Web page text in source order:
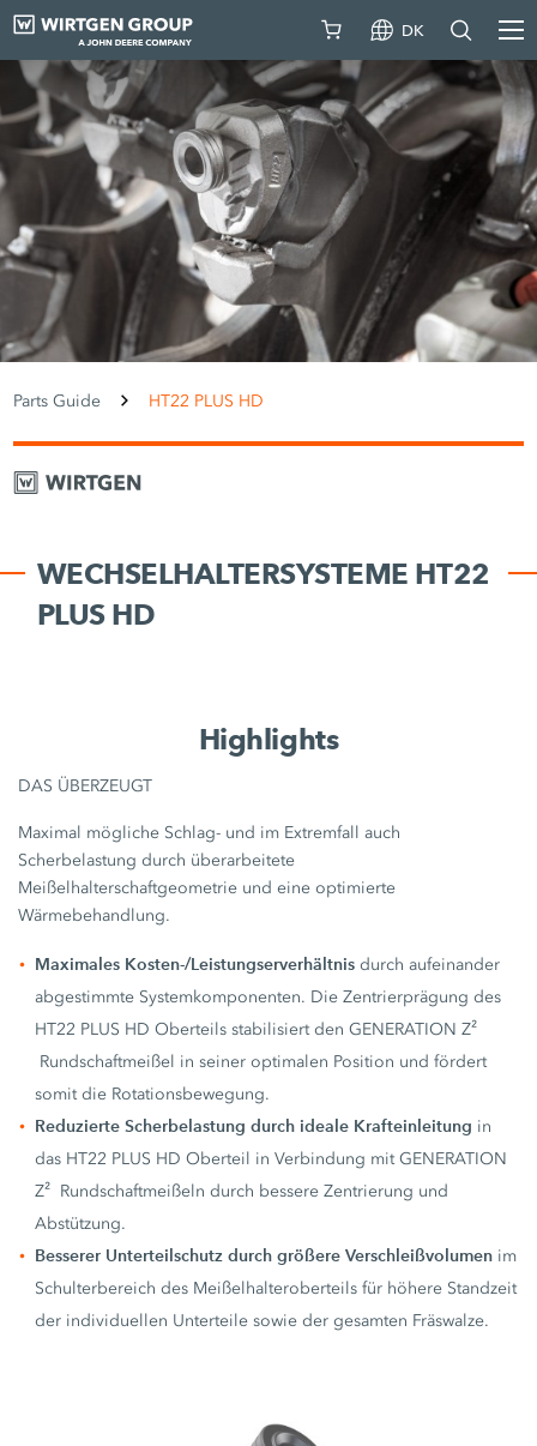
DK
Parts Guide HT22 PLUS HD
WECHSELHALTERSYSTEME HT22
PLUS HD
Highlights
DAS ÜBERZEUGT
Maximal mögliche Schlag- und im Extremfall auch
Scherbelastung durch überarbeitete
Meißelhalterschaftgeometrie und eine optimierte
Wärmebehandlung.
Maximales Kosten-/Leistungserverhältnis durch aufeinander
abgestimmte Systemkomponenten. Die Zentrierprägung des
HT22 PLUS HD Oberteils stabilisiert den GENERATION Z²
Rundschaftmeißel in seiner optimalen Position und fördert
somit die Rotationsbewegung.
Reduzierte Scherbelastung durch ideale Krafteinleitung in
das HT22 PLUS HD Oberteil in Verbindung mit GENERATION
Z² Rundschaftmeißeln durch bessere Zentrierung und
Abstützung.
Besserer Unterteilschutz durch größere Verschleißvolumen im
Schulterbereich des Meißelhalteroberteils für höhere Standzeit
der individuellen Unterteile sowie der gesamten Fräswalze.